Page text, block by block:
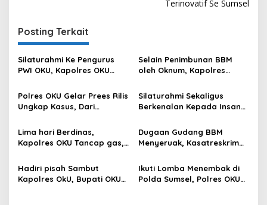
Terinovatif Se Sumsel
Posting Terkait
Silaturahmi Ke Pengurus
PWI OKU, Kapolres OKU
Media dan Polri
Selain Penimbunan BBM
oleh Oknum, Kapolres
Kurang, Pertamina Patra
Niaga Bungkam
Polres OKU Gelar Prees Rilis
Ungkap Kasus, Dari
BBM Hingga Kasus Korupsi
Silaturahmi Sekaligus
Berkenalan Kepada Insan
Puluhan Wartawan Ngopi
Bareng
Lima hari Berdinas,
Kapolres OKU Tancap gas,
dan Forkompimda
Dugaan Gudang BBM
Menyeruak, Kasatreskrim
Kita Pasang Police Line
Hadiri pisah Sambut
Kapolres OkU, Bupati OKU
Ikuti Lomba Menembak di
Polda Sumsel, Polres OKU